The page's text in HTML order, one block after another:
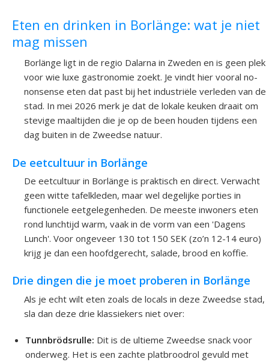
Eten en drinken in Borlänge: wat je niet
mag missen
Borlänge ligt in de regio Dalarna in Zweden en is geen plek
voor wie luxe gastronomie zoekt. Je vindt hier vooral no-
nonsense eten dat past bij het industriële verleden van de
stad. In mei 2026 merk je dat de lokale keuken draait om
stevige maaltijden die je op de been houden tijdens een
dag buiten in de Zweedse natuur.
De eetcultuur in Borlänge
De eetcultuur in Borlänge is praktisch en direct. Verwacht
geen witte tafelkleden, maar wel degelijke porties in
functionele eetgelegenheden. De meeste inwoners eten
rond lunchtijd warm, vaak in de vorm van een 'Dagens
Lunch'. Voor ongeveer 130 tot 150 SEK (zo’n 12-14 euro)
krijg je dan een hoofdgerecht, salade, brood en koffie.
Drie dingen die je moet proberen in Borlänge
Als je echt wilt eten zoals de locals in deze Zweedse stad,
sla dan deze drie klassiekers niet over:
Tunnbrödsrulle: Dit is de ultieme Zweedse snack voor
onderweg. Het is een zachte platbroodrol gevuld met